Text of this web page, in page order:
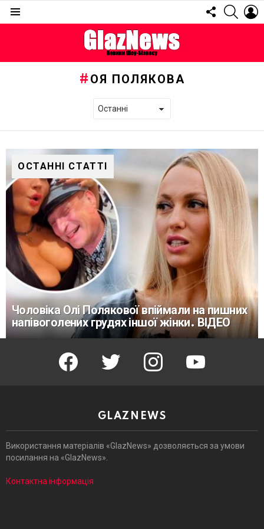
FOLLOW
US
ОЯ ПОЛЯКОВА
ОСТАННІ СТАТТІ
Чоловіка Олі Полякової впіймали на пишних
напівоголених грудях іншої жінки. ВІДЕО
facebook twitter instagram youtube
GLAZNEWS
Використання матеріалів «GlazNews» дозволяється за умови
посилання на «GlazNews».
Контактна інформація